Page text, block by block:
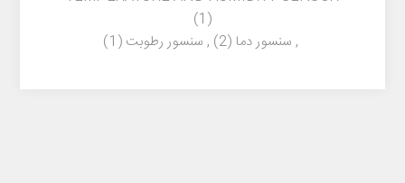
(1)
, سنسور دما (2)
, سنسور رطوبت (1)